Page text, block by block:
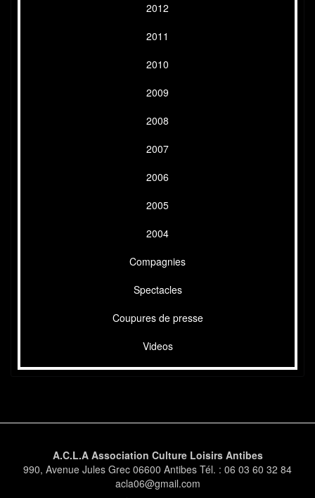
2012
2011
2010
2009
2008
2007
2006
2005
2004
Compagnies
Spectacles
Coupures de presse
Videos
A.C.L.A Association Culture Loisirs Antibes
990, Avenue Jules Grec 06600 Antibes Tél. : 06 03 60 32 84
acla06@gmail.com